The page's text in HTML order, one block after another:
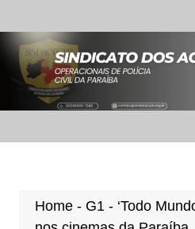
para
conteúdo
Home- G1 - ‘Todo